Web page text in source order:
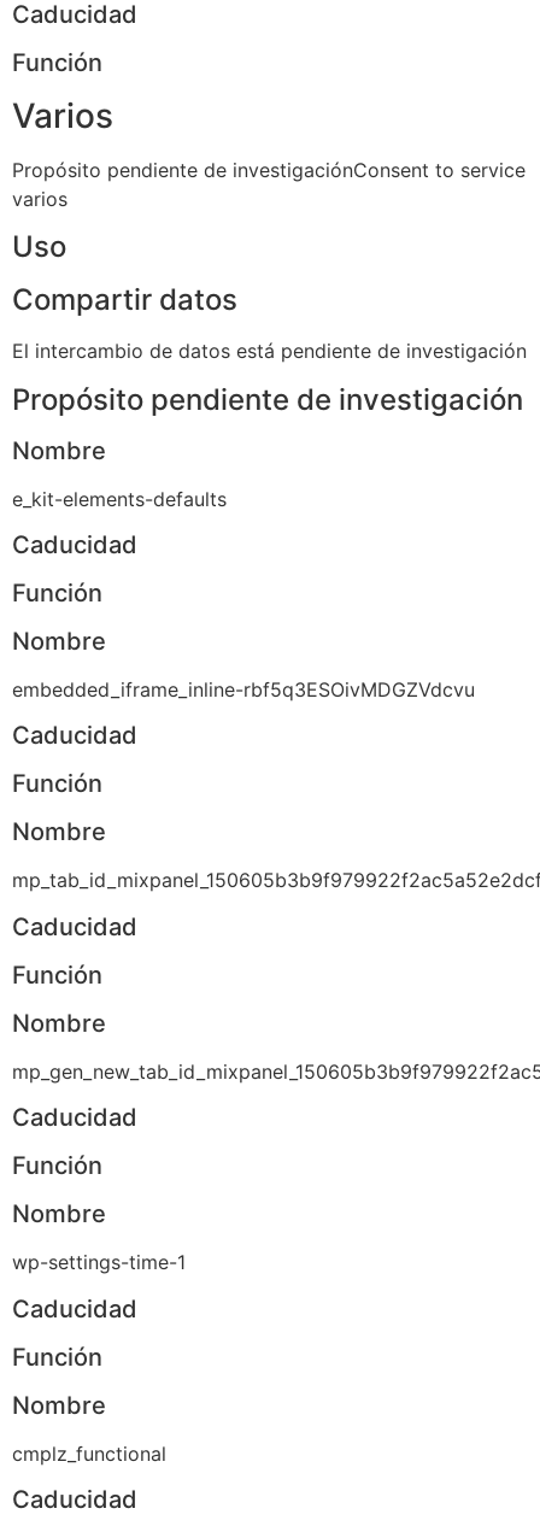
Caducidad
Función
Varios
Propósito pendiente de investigaciónConsent to service
varios
Uso
Compartir datos
El intercambio de datos está pendiente de investigación
Propósito pendiente de investigación
Nombre
e_kit-elements-defaults
Caducidad
Función
Nombre
embedded_iframe_inline-rbf5q3ESOivMDGZVdcvu
Caducidad
Función
Nombre
Caducidad
Función
Nombre
Caducidad
Función
Nombre
wp-settings-time-1
Caducidad
Función
Nombre
cmplz_functional
Caducidad